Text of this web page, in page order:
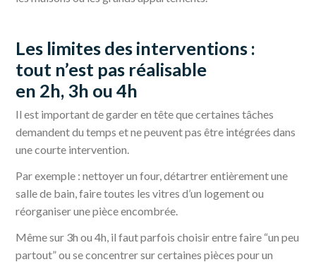
Les limites des interventions :
tout n’est pas réalisable
en 2h, 3h ou 4h
Il est important de garder en tête que certaines tâches
demandent du temps et ne peuvent pas être intégrées dans
une courte intervention.
Par exemple : nettoyer un four, détartrer entièrement une
salle de bain, faire toutes les vitres d’un logement ou
réorganiser une pièce encombrée.
Même sur 3h ou 4h, il faut parfois choisir entre faire “un peu
partout” ou se concentrer sur certaines pièces pour un